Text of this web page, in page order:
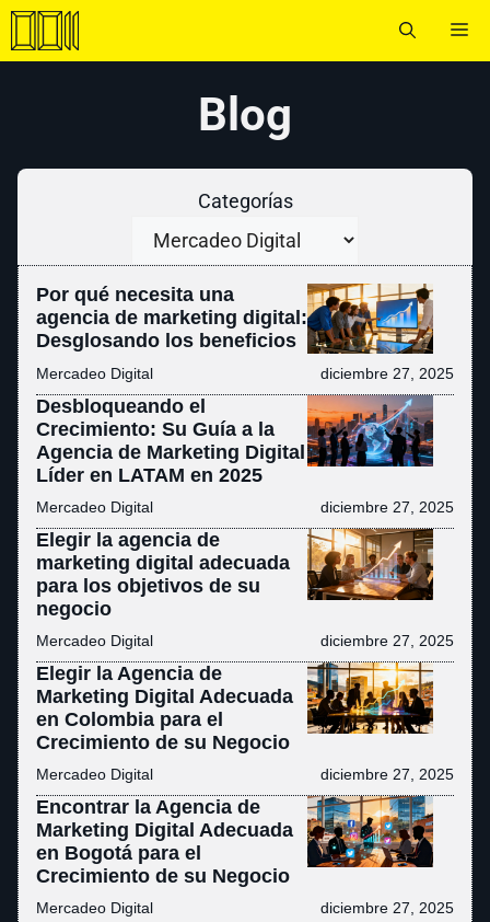
Saltar
al
Blog
Categorías
Por qué necesita una
agencia de marketing digital:
Desglosando los beneficios
Mercadeo Digital diciembre 27, 2025
Desbloqueando el
Crecimiento: Su Guía a la
Agencia de Marketing Digital
Líder en LATAM en 2025
Mercadeo Digital diciembre 27, 2025
Elegir la agencia de
marketing digital adecuada
para los objetivos de su
negocio
Mercadeo Digital diciembre 27, 2025
Elegir la Agencia de
Marketing Digital Adecuada
en Colombia para el
Crecimiento de su Negocio
Mercadeo Digital diciembre 27, 2025
Encontrar la Agencia de
Marketing Digital Adecuada
en Bogotá para el
Crecimiento de su Negocio
Mercadeo Digital diciembre 27, 2025